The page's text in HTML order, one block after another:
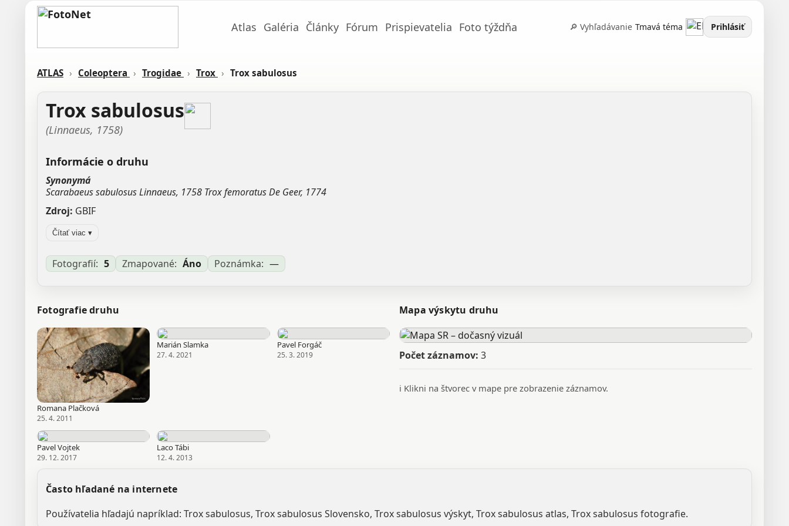
Atlas Galéria Články Fórum Prispievatelia Foto týždňa 🔎 Vyhľadávanie Tmavá téma Prihlásiť
ATLAS › Coleoptera › Trogidae › Trox › Trox sabulosus
Trox sabulosus
(Linnaeus, 1758)
Informácie o druhu
Synonymá
Scarabaeus sabulosus Linnaeus, 1758 Trox femoratus De Geer, 1774
Zdroj: GBIF
Aktualizované: Laco Tábi, 21.04.2026 11:24
Čítať viac ▾
Fotografií: 5 Zmapované: Áno Poznámka: —
Fotografie druhu
Romana Plačková
25. 4. 2011
Marián Slamka
27. 4. 2021
Pavel Forgáč
25. 3. 2019
Pavel Vojtek
29. 12. 2017
Laco Tábi
12. 4. 2013
Mapa výskytu druhu
Počet záznamov: 3
ℹ️ Klikni na štvorec v mape pre zobrazenie záznamov.
Často hľadané na internete
Používatelia hľadajú napríklad: Trox sabulosus, Trox sabulosus Slovensko, Trox sabulosus výskyt, Trox sabulosus atlas, Trox sabulosus fotografie.